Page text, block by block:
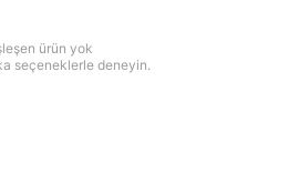
ürün yok
seçeneklerle deneyin.